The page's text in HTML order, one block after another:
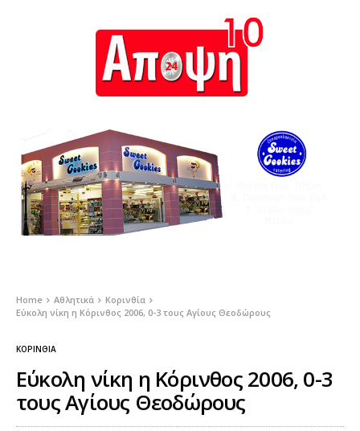
Home Αθλητικά
Κορινθία
Εύκολη νίκη η Κόρινθος 2006, 0-3 τους Αγίους Θεοδώρους
ΚΟΡΙΝΘΊΑ
Εύκολη νίκη η Κόρινθος 2006, 0-3
τους Αγίους Θεοδώρους